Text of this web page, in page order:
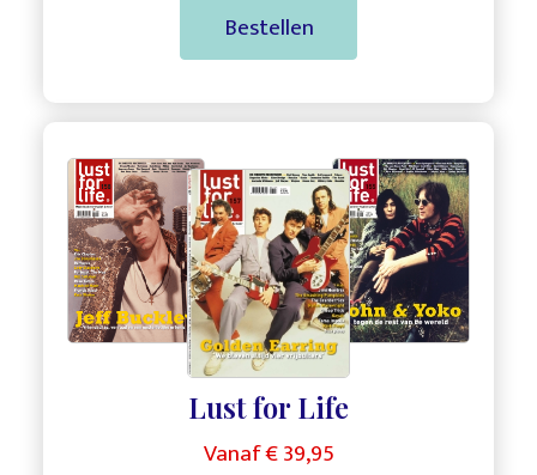
Bestellen
,,
Lust for Life
Vanaf € 39,95